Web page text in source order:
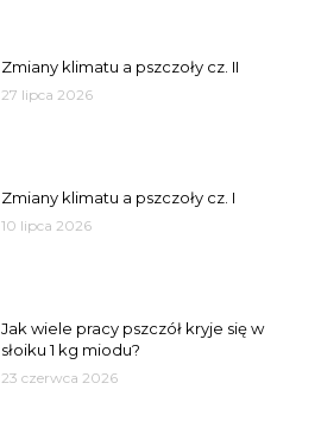
Zmiany klimatu a pszczoły cz. II
27 lipca 2026
Zmiany klimatu a pszczoły cz. I
10 lipca 2026
Jak wiele pracy pszczół kryje się w
słoiku 1 kg miodu?
23 czerwca 2026